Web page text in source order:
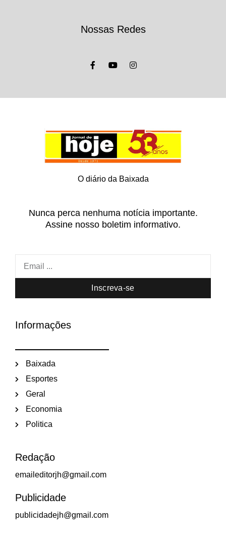
Nossas Redes
O diário da Baixada
Nunca perca nenhuma notícia importante.
Assine nosso boletim informativo.
Inscreva-se
Informações
Baixada
Esportes
Geral
Economia
Politica
Redação
emaileditorjh@gmail.com
Publicidade
publicidadejh@gmail.com